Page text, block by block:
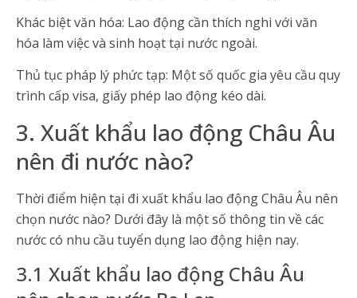
Khác biệt văn hóa: Lao động cần thích nghi với văn
hóa làm việc và sinh hoạt tại nước ngoài.
Thủ tục pháp lý phức tạp: Một số quốc gia yêu cầu quy
trình cấp visa, giấy phép lao động kéo dài.
3. Xuất khẩu lao động Châu Âu
nên đi nước nào?
Thời điểm hiện tại đi xuất khẩu lao động Châu Âu nên
chọn nước nào? Dưới đây là một số thông tin về các
nước có nhu cầu tuyển dụng lao động hiện nay.
3.1 Xuất khẩu lao động Châu Âu